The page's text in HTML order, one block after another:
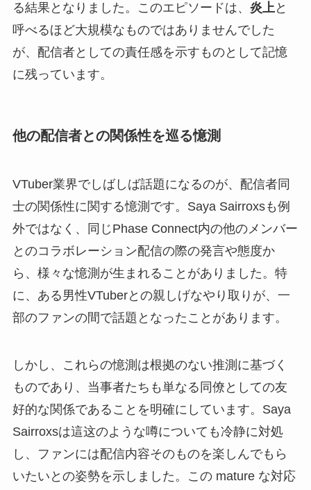
る結果となりました。このエピソードは、 炎上と
呼べるほど大規模なものではありませんでした
が、配信者としての責任感を示すものとして記憶
に残っています。
他の配信者との関係性を巡る憶測
VTuber業界でしばしば話題になるのが、配信者同
士の関係性に関する憶測です。Saya Sairroxsも例
外ではなく、同じPhase Connect内の他のメンバー
とのコラボレーション配信の際の発言や態度か
ら、様々な憶測が生まれることがありました。特
に、ある男性VTuberとの親しげなやり取りが、一
部のファンの間で話題となったことがあります。
しかし、これらの憶測は根拠のない推測に基づく
ものであり、当事者たちも単なる同僚としての友
好的な関係であることを明確にしています。Saya
Sairroxsは這这のような噂についても冷静に対処
し、ファンには配信内容そのものを楽しんでもら
いたいとの姿勢を示しました。この mature な対応